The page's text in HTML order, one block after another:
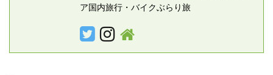
ア国内旅行・バイクぶらり旅